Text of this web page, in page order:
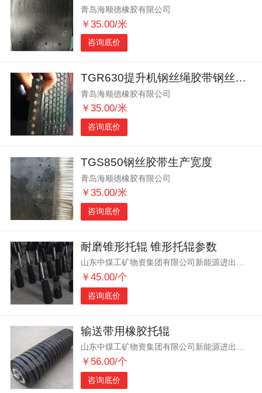
青岛海顺德橡胶有限公司
￥35.00/米
咨询底价
TGR630提升机钢丝绳胶带钢丝根数
青岛海顺德橡胶有限公司
￥35.00/米
咨询底价
TGS850钢丝胶带生产宽度
青岛海顺德橡胶有限公司
￥35.00/米
咨询底价
耐磨锥形托辊 锥形托辊参数
山东中煤工矿物资集团有限公司新能源进出口分公司
￥45.00/个
咨询底价
输送带用橡胶托辊
山东中煤工矿物资集团有限公司新能源进出口分公司
￥56.00/个
咨询底价